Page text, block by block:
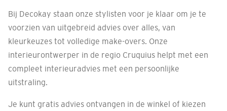
Bij Decokay staan onze stylisten voor je klaar om je te
voorzien van uitgebreid advies over alles, van
kleurkeuzes tot volledige make-overs. Onze
interieurontwerper in de regio Cruquius helpt met een
compleet interieuradvies met een persoonlijke
uitstraling.
Je kunt gratis advies ontvangen in de winkel of kiezen